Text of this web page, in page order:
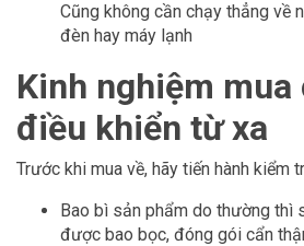
Cũng không cần chạy thẳng về
đèn hay máy lạnh
Kinh nghiệm mua
điều khiển từ xa
Trước khi mua về, hãy tiến hành kiểm
Bao bì sản phẩm do thường thì
được bao bọc, đóng gói cẩn